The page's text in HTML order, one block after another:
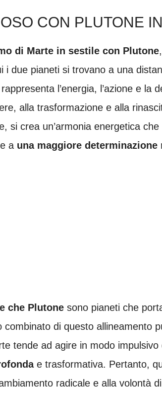
CON PLUTONE
di Marte in sestile con Plutone
i due pianeti si trovano a una
l’energia, l’azione e la
alla trasformazione e alla
si crea un’armonia energetica
a una maggiore determinazione
che Plutone sono pianeti che
combinato di questo allineamento
tende ad agire in modo impulsivo
e trasformativa. Pertanto,
radicale e alla volontà